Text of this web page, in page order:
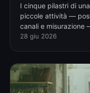
I cinque pilastri di
piccole attività —
canali e misurazione
28 giu 2026